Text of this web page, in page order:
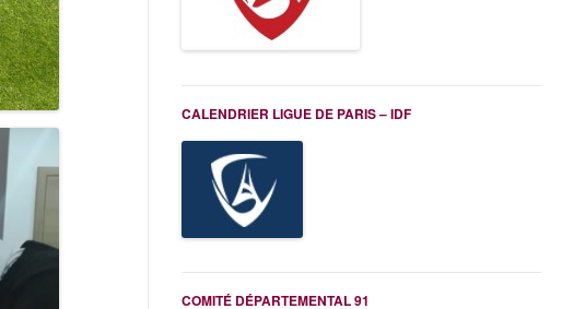
CALENDRIER LIGUE DE PARIS – IDF
COMITÉ DÉPARTEMENTAL 91